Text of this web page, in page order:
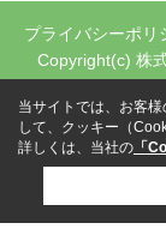
プライバシーポリ
Copyright(c) 株
当サイトでは、お客
して、クッキー（
詳しくは、当社の 「